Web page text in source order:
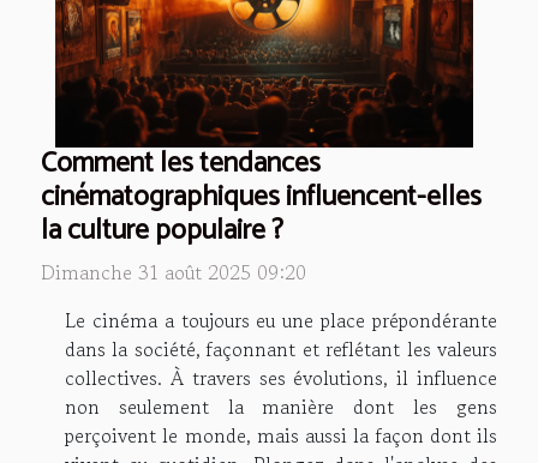
Comment les tendances
cinématographiques influencent-elles
la culture populaire ?
Dimanche 31 août 2025 09:20
Le cinéma a toujours eu une place prépondérante
dans la société, façonnant et reflétant les valeurs
collectives. À travers ses évolutions, il influence
non seulement la manière dont les gens
perçoivent le monde, mais aussi la façon dont ils